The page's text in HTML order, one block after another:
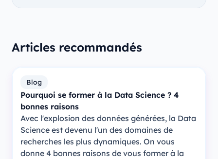
Articles recommandés
Blog
Pourquoi se former à la Data Science ? 4
bonnes raisons
Avec l'explosion des données générées, la Data
Science est devenu l'un des domaines de
recherches les plus dynamiques. On vous
donne 4 bonnes raisons de vous former à la